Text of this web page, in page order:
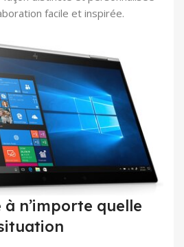
facile et inspirée.
n’importe quelle